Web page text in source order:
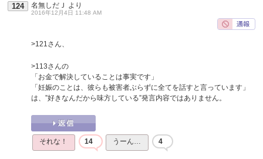
124 名無しだＪ より
2016年12月4日 11:48 AM
>121さん、
>113さんの
「お金で解決していることは事実です」
「妊娠のことは、彼らも被害者ぶらずに全てを話すと言っています」
は、”好きなんだから味方している”発言内容ではありません。
それな！ 14 うーん… 4